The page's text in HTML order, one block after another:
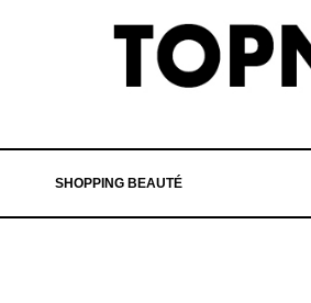
SHOPPING BEAUTÉ